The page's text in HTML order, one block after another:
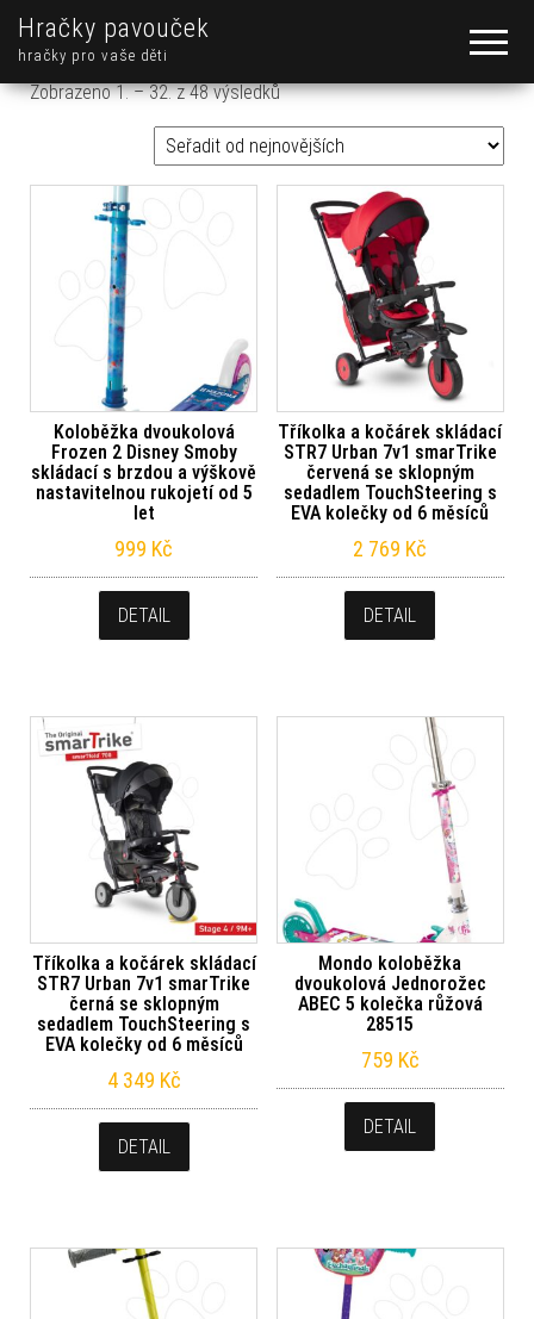
Hračky pavouček
hračky pro vaše děti
Zobrazeno 1. – 32. z 48 výsledkůSeřazeno od nejnovějších
Koloběžka dvoukolová
Frozen 2 Disney Smoby
skládací s brzdou a výškově
nastavitelnou rukojetí od 5
let
999 Kč
DETAIL
Tříkolka a kočárek skládací
STR7 Urban 7v1 smarTrike
červená se sklopným
sedadlem TouchSteering s
EVA kolečky od 6 měsíců
2 769 Kč
DETAIL
Tříkolka a kočárek skládací
STR7 Urban 7v1 smarTrike
černá se sklopným
sedadlem TouchSteering s
EVA kolečky od 6 měsíců
4 349 Kč
DETAIL
Mondo koloběžka
dvoukolová Jednorožec
ABEC 5 kolečka růžová
28515
759 Kč
DETAIL